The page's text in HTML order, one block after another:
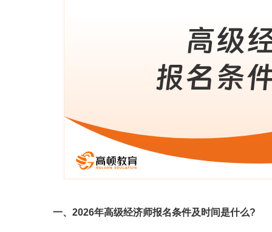
一、2026年高级经济师报名条件及时间是什么?